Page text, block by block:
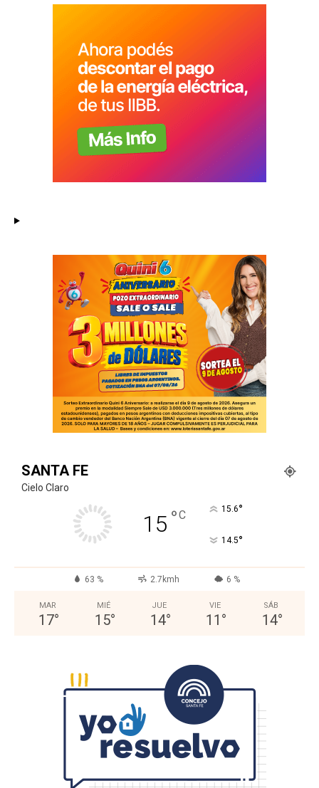
SANTA FE
Cielo Claro
15 °C 15.6°
14.5°
63 % 2.7kmh 6 %
MAR
17°
MIÉ
15°
JUE
14°
VIE
11 °
SÁB
14°